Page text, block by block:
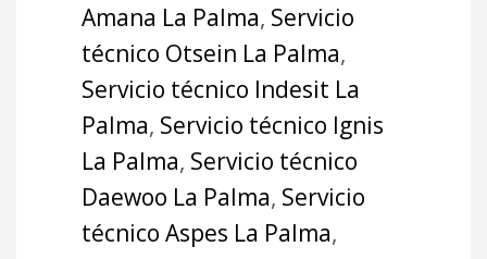
Amana La Palma, Servicio
técnico Otsein La Palma,
Servicio técnico Indesit La
Palma, Servicio técnico Ignis
La Palma, Servicio técnico
Daewoo La Palma, Servicio
técnico Aspes La Palma,